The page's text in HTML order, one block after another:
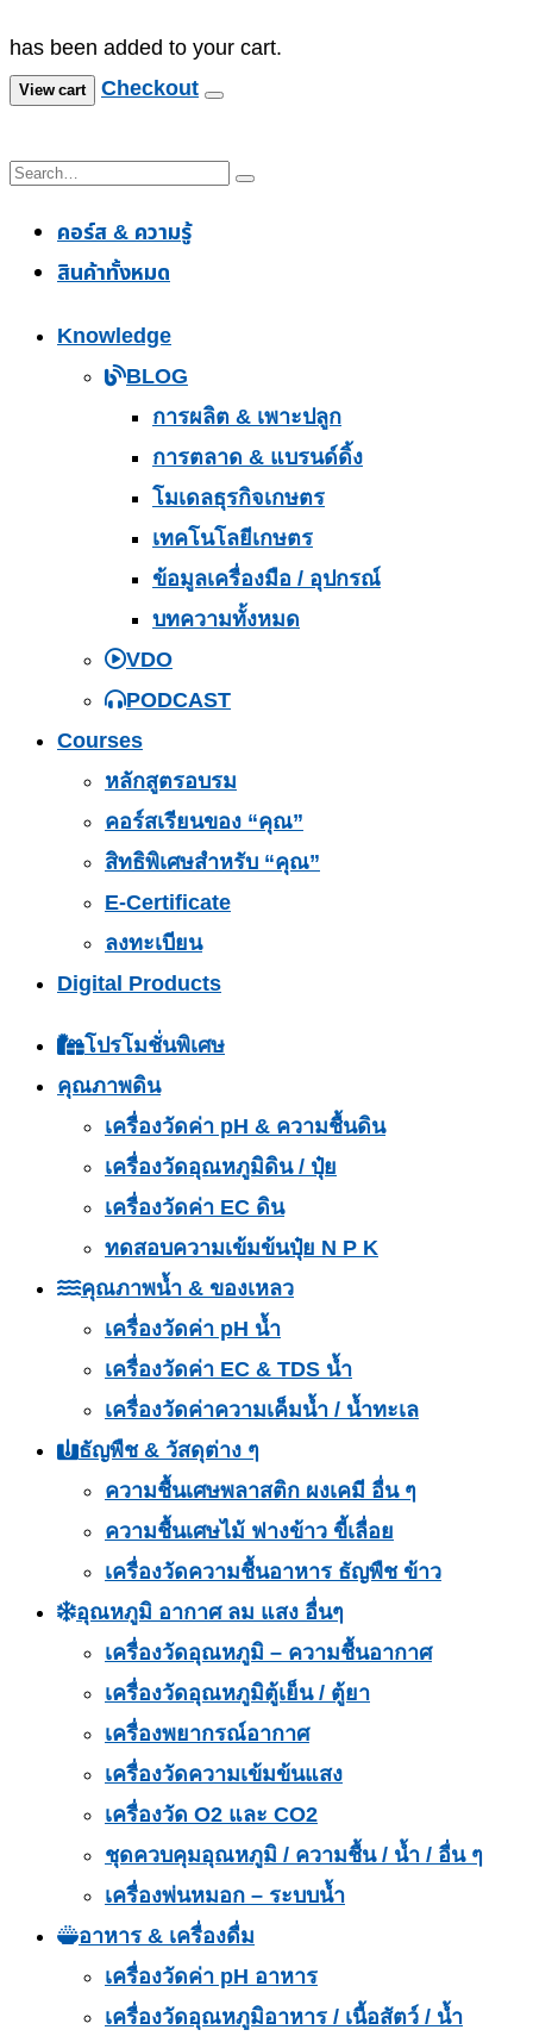
has been added to your cart.
View cart
Checkout
คอร์ส & ความรู้
สินค้าทั้งหมด
Knowledge
BLOG
การผลิต & เพาะปลูก
การตลาด & แบรนด์ดิ้ง
โมเดลธุรกิจเกษตร
เทคโนโลยีเกษตร
ข้อมูลเครื่องมือ / อุปกรณ์
บทความทั้งหมด
VDO
PODCAST
Courses
หลักสูตรอบรม
คอร์สเรียนของ “คุณ”
สิทธิพิเศษสำหรับ “คุณ”
E-Certificate
ลงทะเบียน
Digital Products
โปรโมชั่นพิเศษ
คุณภาพดิน
เครื่องวัดค่า pH & ความชื้นดิน
เครื่องวัดอุณหภูมิดิน / ปุ๋ย
เครื่องวัดค่า EC ดิน
ทดสอบความเข้มข้นปุ๋ย N P K
คุณภาพน้ำ & ของเหลว
เครื่องวัดค่า pH น้ำ
เครื่องวัดค่า EC & TDS น้ำ
เครื่องวัดค่าความเค็มน้ำ / น้ำทะเล
ธัญพืช & วัสดุต่าง ๆ
ความชื้นเศษพลาสติก ผงเคมี อื่น ๆ
ความชื้นเศษไม้ ฟางข้าว ขี้เลื่อย
เครื่องวัดความชื้นอาหาร ธัญพืช ข้าว
อุณหภูมิ อากาศ ลม แสง อื่นๆ
เครื่องวัดอุณหภูมิ – ความชื้นอากาศ
เครื่องวัดอุณหภูมิตู้เย็น / ตู้ยา
เครื่องพยากรณ์อากาศ
เครื่องวัดความเข้มข้นแสง
เครื่องวัด O2 และ CO2
ชุดควบคุมอุณหภูมิ / ความชื้น / น้ำ / อื่น ๆ
เครื่องพ่นหมอก – ระบบน้ำ
อาหาร & เครื่องดื่ม
เครื่องวัดค่า pH อาหาร
เครื่องวัดอุณหภูมิอาหาร / เนื้อสัตว์ / น้ำ